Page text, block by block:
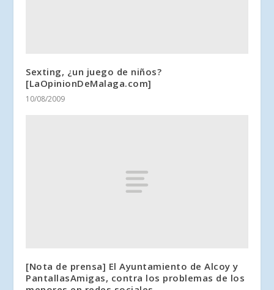
Sexting, ¿un juego de niños?
[LaOpinionDeMalaga.com]
10/08/2009
[Nota de prensa] El Ayuntamiento de Alcoy y
PantallasAmigas, contra los problemas de los